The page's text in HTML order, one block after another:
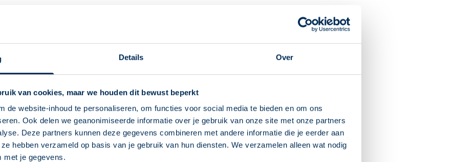
Details Over
van cookies, maar we houden dit bewust beperkt
de website-inhoud te personaliseren, om functies voor social media te bieden en om ons
Ook delen we geanonimiseerde informatie over je gebruik van onze site met onze partners
Deze partners kunnen deze gegevens combineren met andere informatie die je eerder aan
hebben verzameld op basis van je gebruik van hun diensten. We verzamelen alleen wat nodig
met je gegevens.
Deze Service Apotheek staat nu ingesteld als
jouw apotheek
Zo kan je makkelijk alle informatie vinden in het
Johan Frisoplein38071LXNunspeet
0341 25 02 18
Naar apotheekpagina Dit is mijn apotheek
Service Apotheek Oosteinde
Colijnstraat72 8072AW Nunspeet